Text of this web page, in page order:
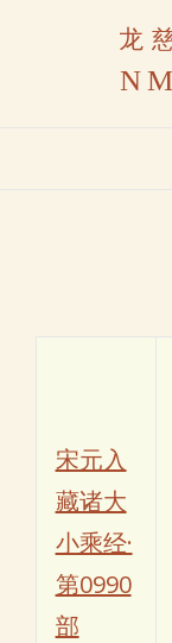
龙
宋元入
藏诸大
小乘经·
第0990
部